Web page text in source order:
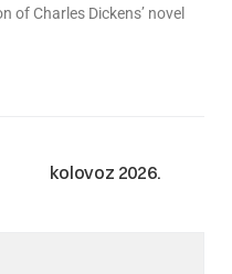
Charles Dickens’ novel
kolovoz 2026.